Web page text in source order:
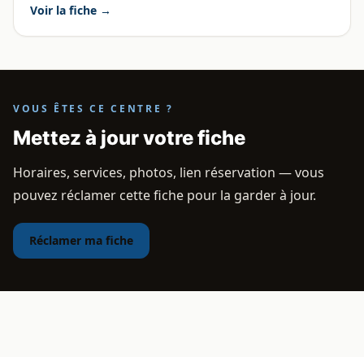
Voir la fiche →
VOUS ÊTES CE CENTRE ?
Mettez à jour votre fiche
Horaires, services, photos, lien réservation — vous
pouvez réclamer cette fiche pour la garder à jour.
Réclamer ma fiche